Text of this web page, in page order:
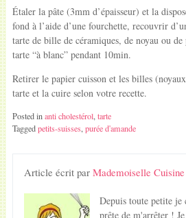
Étaler la pâte (3mm d’épaisseur) et la
fond à l’aide d’une fourchette, recouvrir
tarte de bille de céramiques, de noyau ou
tarte “à blanc” pendant 10min.
Retirer le papier cuisson et les billes
tarte et la cuire selon votre recette.
Posted inanti cholestérol, tarte
Taggedpetits-suisses, purée d'amande
Article écrit parMademoiselle Cuisine
Depuis toute petite je
prête de m'arrêter !